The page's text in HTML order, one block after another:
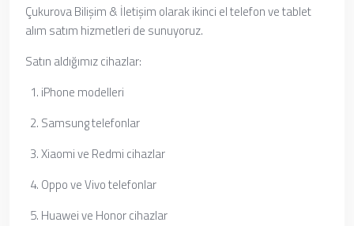
Çukurova Bilişim & İletişim olarak ikinci el telefon ve tablet
alım satım hizmetleri de sunuyoruz.
Satın aldığımız cihazlar:
iPhone modelleri
Samsung telefonlar
Xiaomi ve Redmi cihazlar
Oppo ve Vivo telefonlar
Huawei ve Honor cihazlar